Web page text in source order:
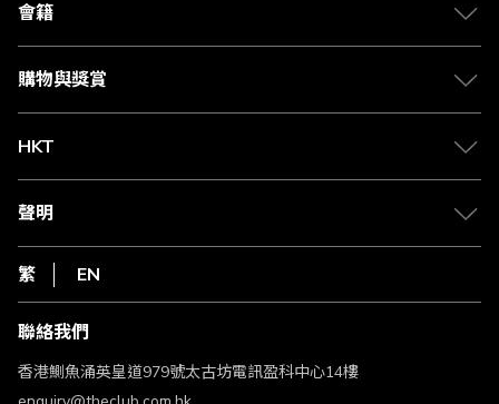
合作夥伴
媒體中心
會籍
會籍及專屬禮遇
賺取積分
購物與獎賞
物流與配送
Club Shopping 商品領取站
常見問題
HKT
csl.
1010
HKT
聲明
私隱聲明
使用條款
條款及細則
不歧視及不騷擾聲明
認可牌照及通告
繁 EN
聯絡我們
香港鰂魚涌英皇道979號太古坊電訊盈科中心14樓